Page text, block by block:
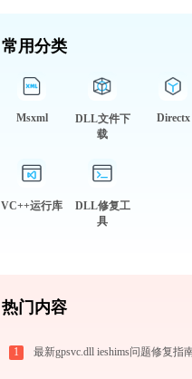
常用分类
Msxml
DLL文件下
载
Directx
VC++运行库
DLL修复工
具
热门内容
1 最新gpsvc.dll ieshims问题修复指